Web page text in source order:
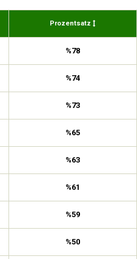
Prozentsatz
%78
%74
%73
%65
%63
%61
%59
%50